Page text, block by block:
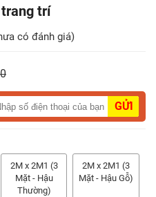
trí
có đánh giá)
GỬI
2M x 2M1 (3
Mặt - Hậu
Thường)
2M x 2M1 (3
Mặt - Hậu Gỗ)